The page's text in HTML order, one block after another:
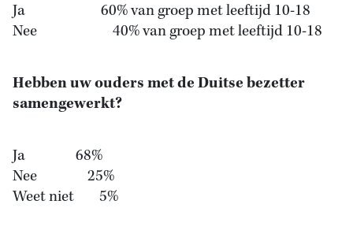
Ja 60% van groep met leeftijd 10-18
Nee 40% van groep met leeftijd 10-18
Hebben uw ouders met de Duitse bezetter
samengewerkt?
Ja 68%
Nee 25%
Weet niet 5%